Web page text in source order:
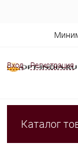
Вход Регистрация
Каталог